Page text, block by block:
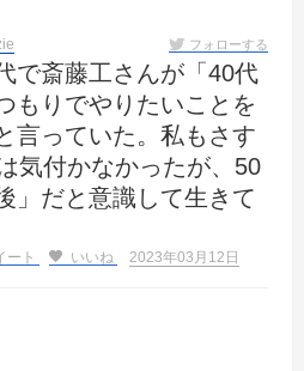
フォローする
で斎藤工さんが「40代
もりでやりたいことを
言っていた。私もさす
気付かなかったが、50
」だと意識して生きて
ート いいね
2023年03月12日